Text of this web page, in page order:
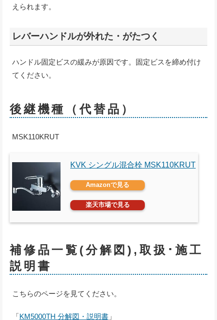
えられます。
レバーハンドルが外れた・がたつく
ハンドル固定ビスの緩みが原因です。固定ビスを締め付け
てください。
後継機種（代替品）
MSK110KRUT
KVK シングル混合栓 MSK110KRUT
Amazonで見る
楽天市場で見る
補修品一覧(分解図),取扱･施工
説明書
こちらのページを見てください。
「KM5000TH 分解図・説明書 」